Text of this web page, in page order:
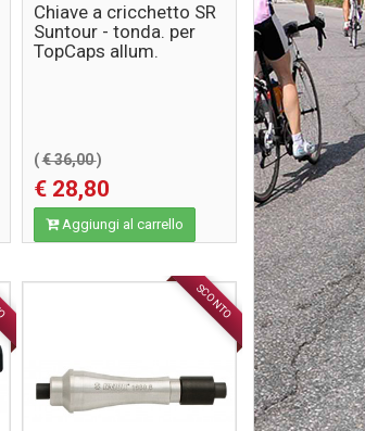
Chiave a cricchetto SR
Suntour - tonda. per
TopCaps allum.
(€ 36,00)
€ 28,80
Aggiungi al carrello
SCONTO
ACCESSORI